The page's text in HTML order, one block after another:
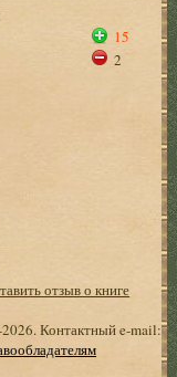
15
2
отзыв о книге
Контактный e-mail: